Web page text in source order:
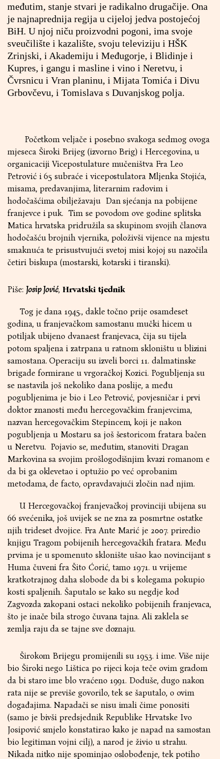
međutim, stanje stvari je radikalno drugačije. Ona
je najnaprednija regija u cijeloj jedva postojećoj
BiH. U njoj niču proizvodni pogoni, ima svoje
sveučilište i kazalište, svoju televiziju i HŠK
Zrinjski, i Akademiju i Međugorje, i Blidinje i
Kupres, i gangu i masline i vino i Neretvu, i
Čvrsnicu i Vran planinu, i Mijata Tomića i Divu
Grbovčevu, i Tomislava s Duvanjskog polja.
Početkom veljače i posebno svakoga sedmog ovoga
mjeseca Široki Brijeg (izvorno Brig) i Hercegovina, u
organicaciji Vicepostulature mučeništva Fra Leo
Petrović i 65 subraće i vicepostulatora Mljenka Stojića,
misama, predavanjima, literarnim radovim i
hodočašćima obilježavaju Dan sjećanja na pobijene
franjevce i puk. Tim se povodom ove godine splitska
Matica hrvatska pridružila sa skupinom svojih članova
hodočašću brojnih vjernika, položivši vijence na mjestu
smaknuća te prisustvujući svetoj misi kojoj su nazočila
četiri biskupa (mostarski, kotarski i tiranski).
Piše: Josip Jović,Hrvatski tjednik
Tog je dana 1945., dakle točno prije osamdeset
godina, u franjevačkom samostanu mučki hicem u
potiljak ubijeno dvanaest franjevaca, čija su tijela
potom spaljena i zatrpana u ratnom skloništu u blizini
samostana. Operaciju su izveli borci 11. dalmatinske
brigade formirane u vrgoračkoj Kozici. Pogubljenja su
se nastavila još nekoliko dana poslije, a među
pogubljenima je bio i Leo Petrović, povjesničar i prvi
doktor znanosti među hercegovačkim franjevcima,
nazvan hercegovačkim Stepincem, koji je nakon
pogubljenja u Mostaru sa još šestoricom fratara bačen
u Neretvu. Pojavio se, međutim, stanoviti Dragan
Markovina sa svojim prošlogodišnjim kvazi romanom e
da bi ga oklevetao i optužio po već oprobanim
metodama, de facto, opravdavajući zločin nad njim.
U Hercegovačkoj franjevačkoj provinciji ubijena su
66 svećenika, još uvijek se ne zna za posmrtne ostatke
njih trideset dvojice. Fra Ante Marić je 2007. priredio
knjigu Tragom pobijenih hercegovačkih fratara. Među
prvima je u spomenuto sklonište ušao kao novincijant s
Huma čuveni fra Šito Ćorić, tamo 1971. u vrijeme
kratkotrajnog daha slobode da bi s kolegama pokupio
kosti spaljenih. Šaputalo se kako su negdje kod
Zagvozda zakopani ostaci nekoliko pobijenih franjevaca,
što je inače bila strogo čuvana tajna. Ali zaklela se
zemlja raju da se tajne sve doznaju.
Širokom Brijegu promijenili su 1953. i ime. Više nije
bio Široki nego Lištica po rijeci koja teče ovim gradom
da bi staro ime blo vraćeno 1991. Doduše, dugo nakon
rata nije se previše govorilo, tek se šaputalo, o ovim
događajima. Napadači se nisu imali čime ponositi
(samo je bivši predsjednik Republike Hrvatske Ivo
Josipović smjelo konstatirao kako je napad na samostan
bio legitiman vojni cilj), a narod je živio u strahu.
Nikada nitko nije spominjao oslobođenje, tek potiho